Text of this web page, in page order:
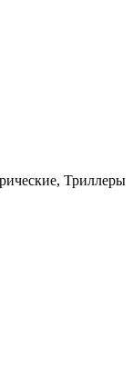
Триллеры